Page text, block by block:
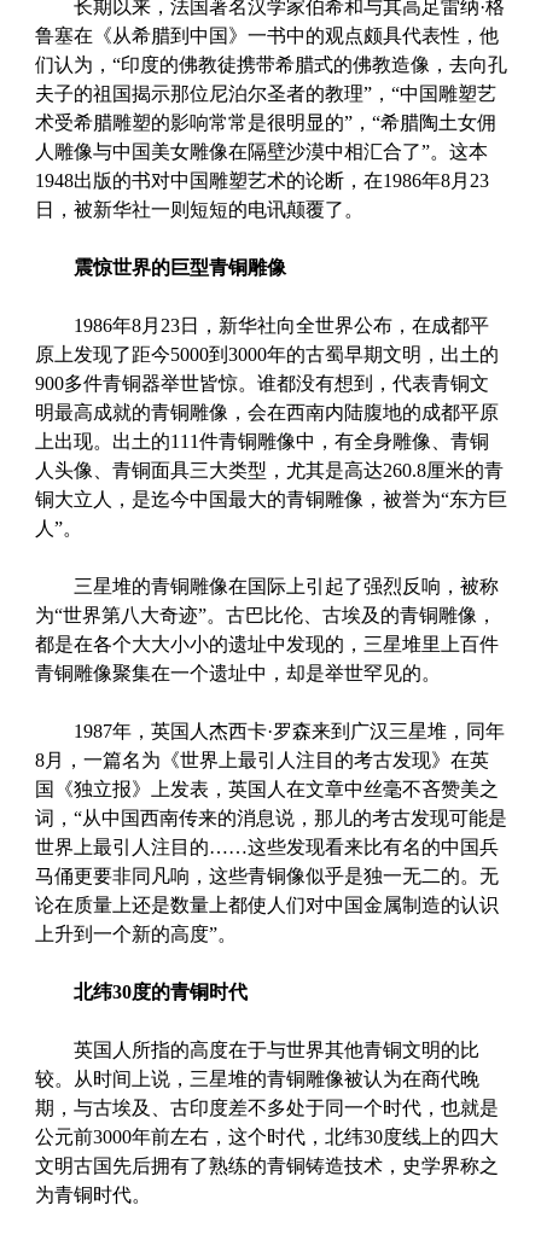
长期以来，法国著名汉学家伯希和与其高足雷纳·格
鲁塞在《从希腊到中国》一书中的观点颇具代表性，他
们认为，“印度的佛教徒携带希腊式的佛教造像，去向孔
夫子的祖国揭示那位尼泊尔圣者的教理”，“中国雕塑艺
术受希腊雕塑的影响常常是很明显的”，“希腊陶土女佣
人雕像与中国美女雕像在隔壁沙漠中相汇合了”。这本
1948出版的书对中国雕塑艺术的论断，在1986年8月23
日，被新华社一则短短的电讯颠覆了。
震惊世界的巨型青铜雕像
1986年8月23日，新华社向全世界公布，在成都平
原上发现了距今5000到3000年的古蜀早期文明，出土的
900多件青铜器举世皆惊。谁都没有想到，代表青铜文
明最高成就的青铜雕像，会在西南内陆腹地的成都平原
上出现。出土的111件青铜雕像中，有全身雕像、青铜
人头像、青铜面具三大类型，尤其是高达260.8厘米的青
铜大立人，是迄今中国最大的青铜雕像，被誉为“东方巨
人”。
三星堆的青铜雕像在国际上引起了强烈反响，被称
为“世界第八大奇迹”。古巴比伦、古埃及的青铜雕像，
都是在各个大大小小的遗址中发现的，三星堆里上百件
青铜雕像聚集在一个遗址中，却是举世罕见的。
1987年，英国人杰西卡·罗森来到广汉三星堆，同年
8月，一篇名为《世界上最引人注目的考古发现》在英
国《独立报》上发表，英国人在文章中丝毫不吝赞美之
词，“从中国西南传来的消息说，那儿的考古发现可能是
世界上最引人注目的……这些发现看来比有名的中国兵
马俑更要非同凡响，这些青铜像似乎是独一无二的。无
论在质量上还是数量上都使人们对中国金属制造的认识
上升到一个新的高度”。
北纬30度的青铜时代
英国人所指的高度在于与世界其他青铜文明的比
较。从时间上说，三星堆的青铜雕像被认为在商代晚
期，与古埃及、古印度差不多处于同一个时代，也就是
公元前3000年前左右，这个时代，北纬30度线上的四大
文明古国先后拥有了熟练的青铜铸造技术，史学界称之
为青铜时代。